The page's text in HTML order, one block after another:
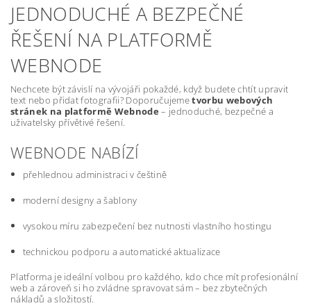
JEDNODUCHÉ A BEZPEČNÉ
ŘEŠENÍ NA PLATFORMĚ
WEBNODE
Nechcete být závislí na vývojáři pokaždé, když budete chtít upravit
text nebo přidat fotografii? Doporučujemetvorbu webových
stránek na platformě Webnode – jednoduché, bezpečné a
uživatelsky přívětivé řešení.
WEBNODE NABÍZÍ
přehlednou administraci v češtině
moderní designy a šablony
vysokou míru zabezpečení bez nutnosti vlastního hostingu
technickou podporu a automatické aktualizace
Platforma je ideální volbou pro každého, kdo chce mít profesionální
web a zároveň si ho zvládne spravovat sám – bez zbytečných
nákladů a složitostí.